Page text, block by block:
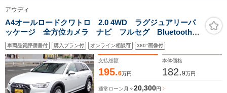
アウディ
A4オールロードクワトロ 2.0 4WD ラグジュアリーパ
ッケージ 全方位カメラ ナビ フルセグ Bluetooth
ACC BSM 電動レザーシート シートヒーター パワ
ーバックドア スマートキー スペアキー 記録簿 マ
トリクスLEDライト 4WD アルミ
車両品質評価書付 購入プラン付 オンライン相談可 360°画像付
支払総額
195.6万円
本体価格
182.9万円
通常ローン 月々20,300円